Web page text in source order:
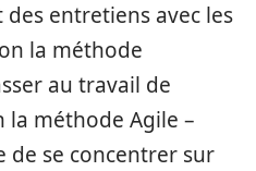
entretiens avec les
la méthode
au travail de
méthode Agile –
de se concentrer sur